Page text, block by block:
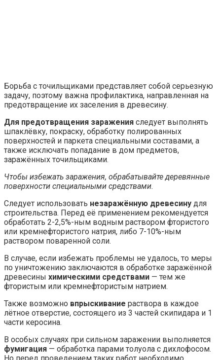
Борьба с точильщиками представляет собой серьезную
задачу, поэтому важна профилактика, направленная на
предотвращение их заселения в древесину.
Для предотвращения заражения следует выполнять
шпаклёвку, покраску, обработку полированных
поверхностей и паркета специальными составами, а
также исключать попадание в дом предметов,
заражённых точильщиками.
Чтобы избежать заражения, обрабатывайте деревянные
поверхности специальными средствами.
Следует использовать незаражённую древесину для
строительства. Перед её применением рекомендуется
обработать 2-2,5%-ным водным раствором фтористого
или кремнефтористого натрия, либо 7-10%-ным
раствором поваренной соли.
В случае, если избежать проблемы не удалось, то меры
по уничтожению заключаются в обработке заражённой
древесины химическими средствами — тем же
фтористым или кремнефтористым натрием.
Также возможно впрыскивание раствора в каждое
лётное отверстие, состоящего из 3 частей скипидара и 1
части керосина.
В особых случаях при сильном заражении выполняется
фумигация — обработка парами толуола с дихлофосом.